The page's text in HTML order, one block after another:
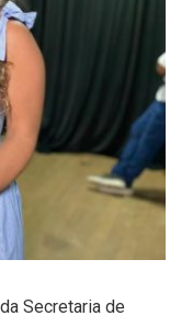
Secretaria de